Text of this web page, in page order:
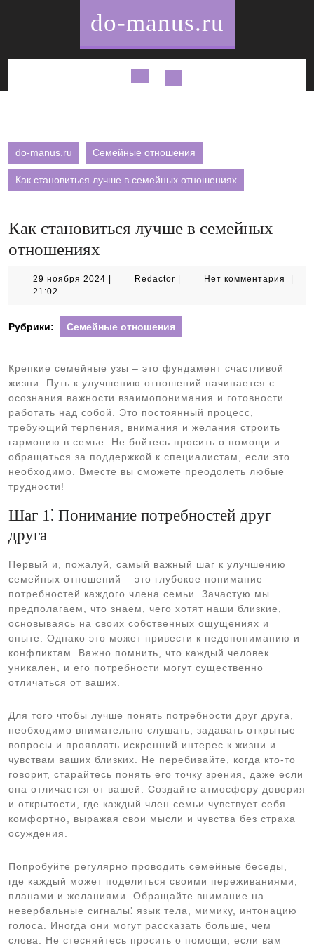
do-manus.ru
Кнопка
do-manus.ru Семейные отношения
Как становиться лучше в семейных отношениях
Как становиться лучше в семейных
отношениях
29 ноября 2024 29
Redactor RedactorНет комментария
21:02
Рубрики: Семейные отношения
Крепкие семейные узы – это фундамент счастливой
жизни. Путь к улучшению отношений начинается с
осознания важности взаимопонимания и готовности
работать над собой. Это постоянный процесс,
требующий терпения, внимания и желания строить
гармонию в семье. Не бойтесь просить о помощи и
обращаться за поддержкой к специалистам, если это
необходимо. Вместе вы сможете преодолеть любые
трудности!
Шаг 1⁚ Понимание потребностей друг
друга
Первый и, пожалуй, самый важный шаг к улучшению
семейных отношений – это глубокое понимание
потребностей каждого члена семьи. Зачастую мы
предполагаем, что знаем, чего хотят наши близкие,
основываясь на своих собственных ощущениях и
опыте. Однако это может привести к недопониманию и
конфликтам. Важно помнить, что каждый человек
уникален, и его потребности могут существенно
отличаться от ваших.
Для того чтобы лучше понять потребности друг друга,
необходимо внимательно слушать, задавать открытые
вопросы и проявлять искренний интерес к жизни и
чувствам ваших близких. Не перебивайте, когда кто-то
говорит, старайтесь понять его точку зрения, даже если
она отличается от вашей. Создайте атмосферу доверия
и открытости, где каждый член семьи чувствует себя
комфортно, выражая свои мысли и чувства без страха
осуждения.
Попробуйте регулярно проводить семейные беседы,
где каждый может поделиться своими переживаниями,
планами и желаниями. Обращайте внимание на
невербальные сигналы⁚ язык тела, мимику, интонацию
голоса. Иногда они могут рассказать больше, чем
слова. Не стесняйтесь просить о помощи, если вам